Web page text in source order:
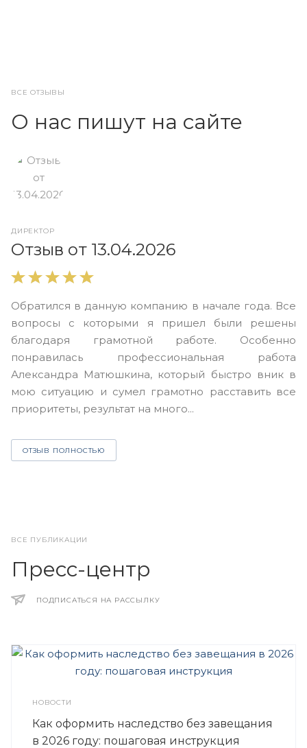
ВСЕ ОТЗЫВЫ
О нас пишут на сайте
ДИРЕКТОР
Отзыв от 13.04.2026
Обратился в данную компанию в начале года. Все
вопросы с которыми я пришел были решены
благодаря грамотной работе. Особенно
понравилась профессиональная работа
Александра Матюшкина, который быстро вник в
мою ситуацию и сумел грамотно расставить все
приоритеты, результат на много...
ОТЗЫВ ПОЛНОСТЬЮ
ВСЕ ПУБЛИКАЦИИ
Пресс-центр
ПОДПИСАТЬСЯ НА РАССЫЛКУ
НОВОСТИ
Как оформить наследство без завещания
в 2026 году: пошаговая инструкция